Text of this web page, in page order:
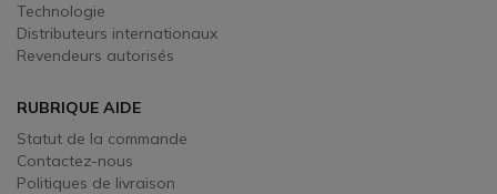
Technologie
Distributeurs internationaux
Revendeurs autorisés
RUBRIQUE AIDE
Statut de la commande
Contactez-nous
Politiques de livraison